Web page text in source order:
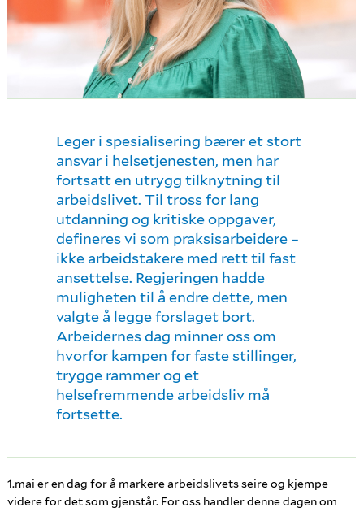
Leger i spesialisering bærer et stort
ansvar i helsetjenesten, men har
fortsatt en utrygg tilknytning til
arbeidslivet. Til tross for lang
utdanning og kritiske oppgaver,
defineres vi som praksisarbeidere –
ikke arbeidstakere med rett til fast
ansettelse. Regjeringen hadde
muligheten til å endre dette, men
valgte å legge forslaget bort.
Arbeidernes dag minner oss om
hvorfor kampen for faste stillinger,
trygge rammer og et
helsefremmende arbeidsliv må
fortsette.
1.mai er en dag for å markere arbeidslivets seire og kjempe
videre for det som gjenstår. For oss handler denne dagen om